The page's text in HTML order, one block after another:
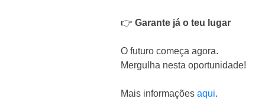
👉 Garante já o teu lugar
O futuro começa agora.
Mergulha nesta oportunidade!
Mais informações aqui.